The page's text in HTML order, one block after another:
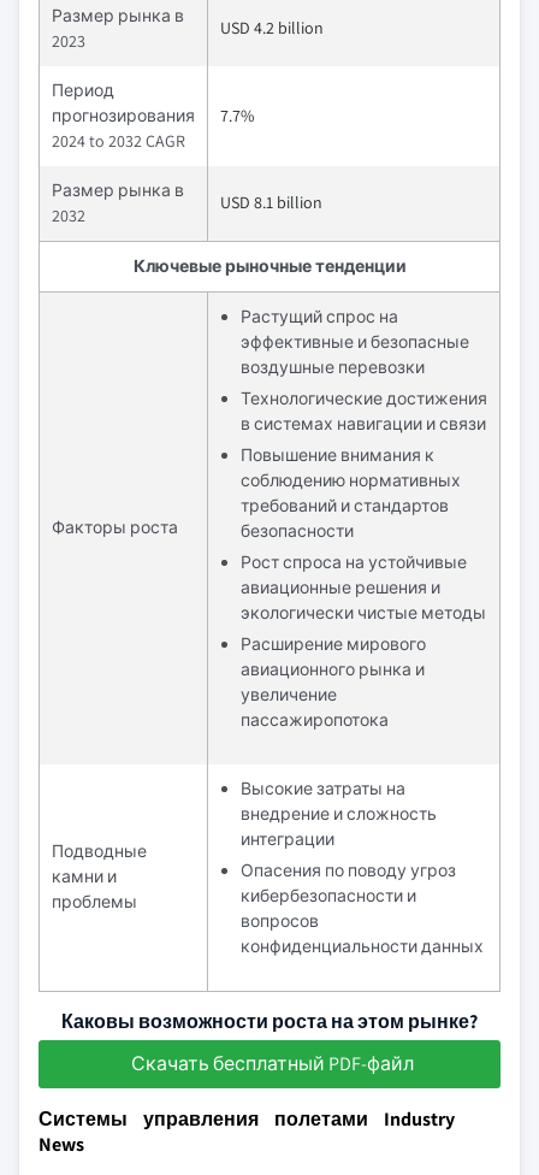
Размер рынка в
2023
USD 4.2 billion
Период
прогнозирования
2024 to 2032 CAGR
7.7%
Размер рынка в
2032
USD 8.1 billion
Ключевые рыночные тенденции
Факторы роста
Растущий спрос на
эффективные и безопасные
воздушные перевозки
Технологические достижения
в системах навигации и связи
Повышение внимания к
соблюдению нормативных
требований и стандартов
безопасности
Рост спроса на устойчивые
авиационные решения и
экологически чистые методы
Расширение мирового
авиационного рынка и
увеличение
пассажиропотока
Подводные
камни и
проблемы
Высокие затраты на
внедрение и сложность
интеграции
Опасения по поводу угроз
кибербезопасности и
вопросов
конфиденциальности данных
Каковы возможности роста на этом рынке?
Скачать бесплатный PDF-файл
Системы управления полетами Industry
News